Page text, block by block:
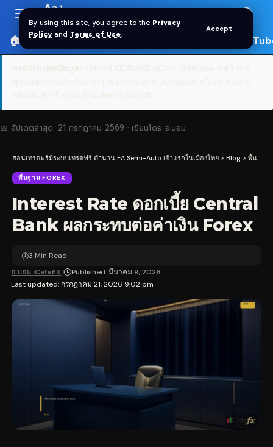
By using this site, you agree to the Privacy
Policy and Terms of Use.
Accept
Resizer
Aa
🏠 หน้าแรก ราคาทอง SPDR 🎬
📅 อัปเดตล่าสุด: 21 กรกฎาคม 2569 · เขียนโดย อ.บอม
สอนเทรดฟรีมีระบบเทรดฟรี ตำนาน EA Semi-Auto เจ้าแรกในเมืองไทย > Blog > พื้นฐาน Forex
พื้นฐาน FOREX
Interest Rate ดอกเบี้ย Central
Bank ผลกระทบต่อค่าเงิน Forex
Last updated: กรกฎาคม 21, 2026 9:02 pm
อ.บอม iCafeFX Published: มีนาคม 9, 2026
3 Min Read